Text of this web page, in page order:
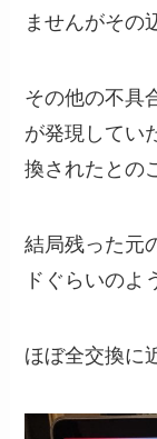
ませんがその
その他の不具
が発現してい
換されたとの
結局残った元
ドぐらいのよ
ほぼ全交換に